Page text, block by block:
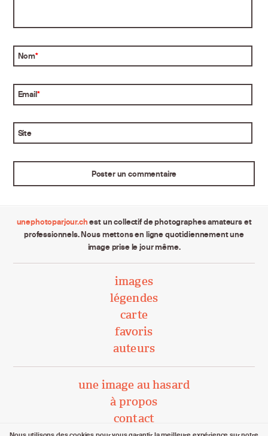
Nom*
Email*
Site
unephotoparjour.chest un collectif de photographes amateurs et
professionnels. Nous mettons en ligne quotidiennement une
image prise le jour même.
images
légendes
carte
favoris
auteurs
une image au hasard
à propos
contact